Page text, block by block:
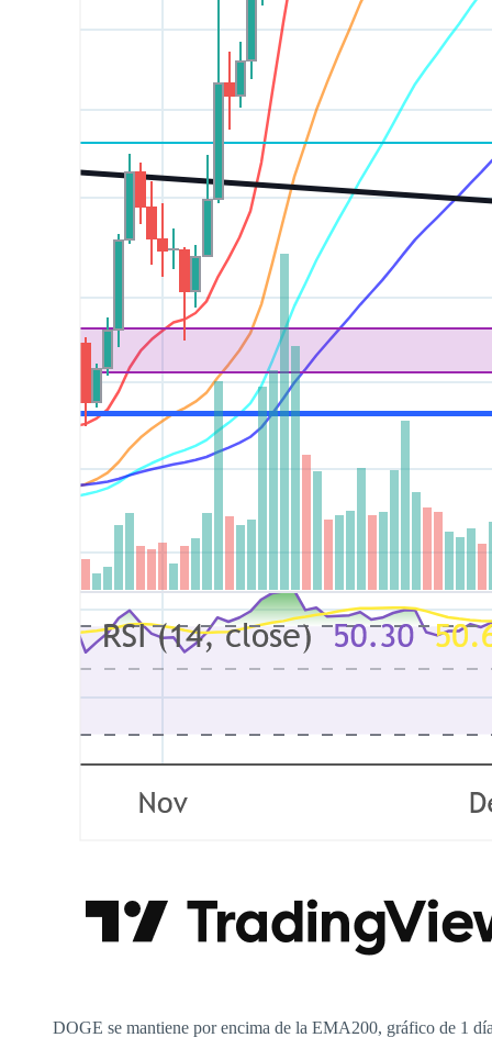
DOGE se mantiene por encima de la EMA200, gráfico de 1